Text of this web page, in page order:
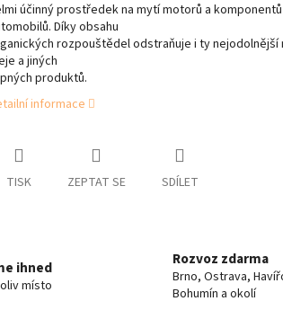
účinný prostředek na mytí motorů a komponentů
Díky obsahu
rozpouštědel odstraňuje i ty
a jiných
produktů.
informace
TISK ZEPTAT SE SDÍLET
ihned
místo
Rozvoz zdarma
Brno, Ostrava,
Bohumín a okolí